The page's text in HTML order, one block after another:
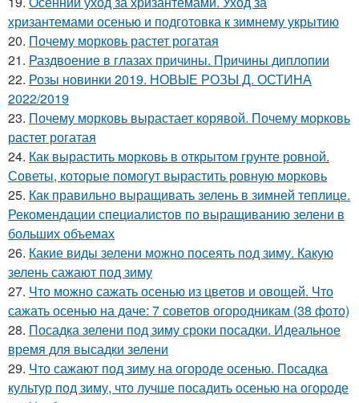
хризантемами осенью и подготовка к зимнему укрытию
20. Почему морковь растет рогатая
21. Раздвоение в глазах причины. Причины диплопии
22. Розы новинки 2019. НОВЫЕ РОЗЫ Д. ОСТИНА
2022/2019
23. Почему морковь вырастает корявой. Почему морковь
растет рогатая
24. Как вырастить морковь в открытом грунте ровной.
Советы, которые помогут вырастить ровную морковь
25. Как правильно выращивать зелень в зимней теплице.
Рекомендации специалистов по выращиванию зелени в
больших объемах
26. Какие виды зелени можно посеять под зиму. Какую
зелень сажают под зиму
27. Что можно сажать осенью из цветов и овощей. Что
сажать осенью на даче: 7 советов огородникам (38 фото)
28. Посадка зелени под зиму сроки посадки. Идеальное
время для высадки зелени
29. Что сажают под зиму на огороде осенью. Посадка
культур под зиму, что лучше посадить осенью на огороде